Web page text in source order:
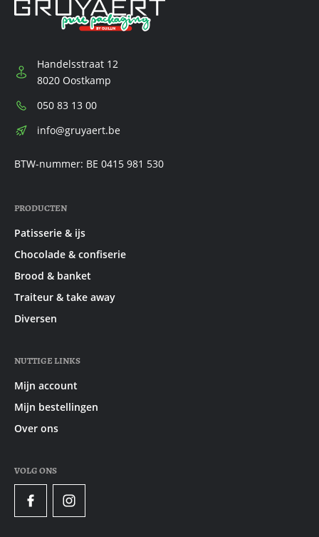
Handelsstraat 12
8020 Oostkamp
Telefoon:
050 83 13 00
E-
info@gruyaert.be
BTW-nummer: BE 0415 981 530
PRODUCTEN
Patisserie & ijs
Chocolade & confiserie
Brood & banket
Traiteur & take away
Diversen
NUTTIGE LINKS
Mijn account
Mijn bestellingen
Over ons
VOLG ONS
FacebookInstagram